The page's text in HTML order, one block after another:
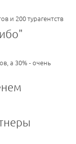
и 200 турагентств
а 30% - очень